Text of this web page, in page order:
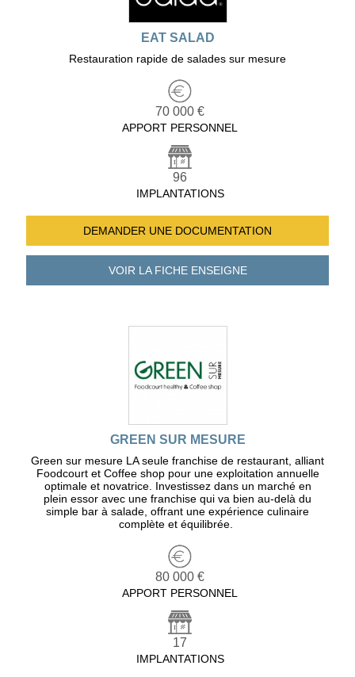
EAT SALAD
Restauration rapide de salades sur mesure
70 000 €
APPORT PERSONNEL
96
IMPLANTATIONS
DEMANDER UNE DOCUMENTATION
VOIR LA FICHEENSEIGNE
GREEN SUR MESURE
Green sur mesure LA seule franchise de restaurant, alliant
Foodcourt et Coffee shop pour une exploitation annuelle
optimale et novatrice. Investissez dans un marché en
plein essor avec une franchise qui va bien au-delà du
simple bar à salade, offrant une expérience culinaire
complète et équilibrée.
80 000 €
APPORT PERSONNEL
17
IMPLANTATIONS